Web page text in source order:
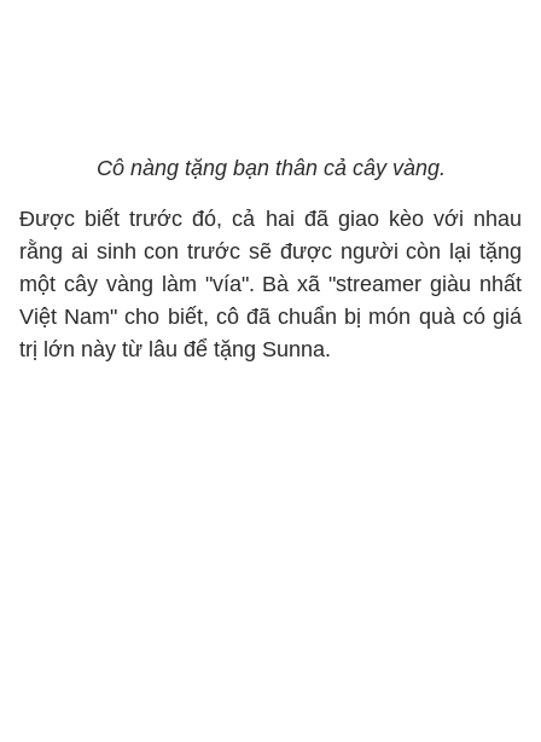
Cô nàng tặng bạn thân cả cây vàng.
Được biết trước đó, cả hai đã giao kèo với nhau
rằng ai sinh con trước sẽ được người còn lại tặng
một cây vàng làm "vía". Bà xã "streamer giàu nhất
Việt Nam" cho biết, cô đã chuẩn bị món quà có giá
trị lớn này từ lâu để tặng Sunna.